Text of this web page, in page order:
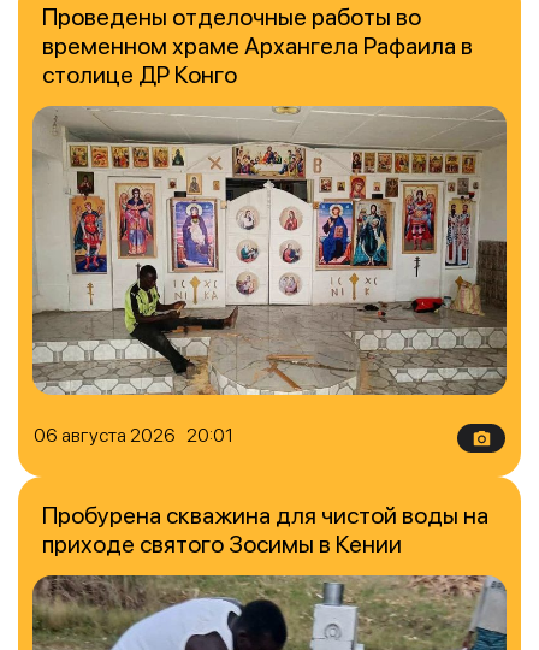
06 августа 2026 20:01
Проведены отделочные работы во
временном храме Архангела Рафаила в
столице ДР Конго
Пробурена скважина для чистой воды на
приходе святого Зосимы в Кении